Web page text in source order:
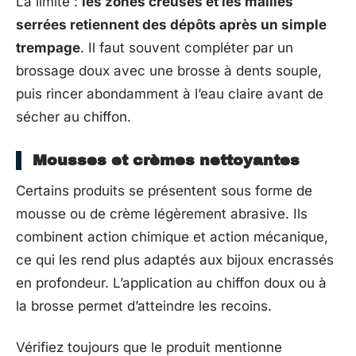
serrées retiennent des dépôts après un simple
trempage. Il faut souvent compléter par un
brossage doux avec une brosse à dents souple,
puis rincer abondamment à l’eau claire avant de
sécher au chiffon.
Mousses et crèmes nettoyantes
Certains produits se présentent sous forme de
mousse ou de crème légèrement abrasive. Ils
combinent action chimique et action mécanique,
ce qui les rend plus adaptés aux bijoux encrassés
en profondeur. L’application au chiffon doux ou à
la brosse permet d’atteindre les recoins.
Vérifiez toujours que le produit mentionne